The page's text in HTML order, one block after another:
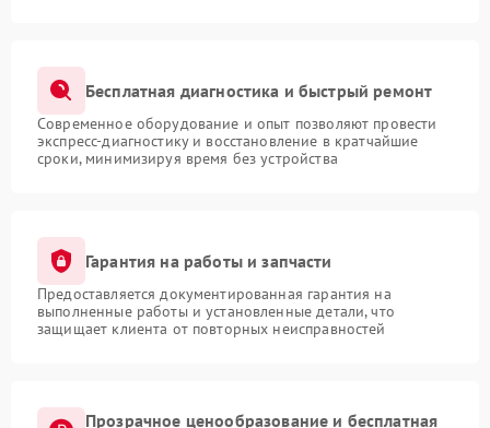
Бесплатная диагностика и быстрый ремонт
Современное оборудование и опыт позволяют провести
экспресс-диагностику и восстановление в кратчайшие
сроки, минимизируя время без устройства
Гарантия на работы и запчасти
Предоставляется документированная гарантия на
выполненные работы и установленные детали, что
защищает клиента от повторных неисправностей
Прозрачное ценообразование и бесплатная